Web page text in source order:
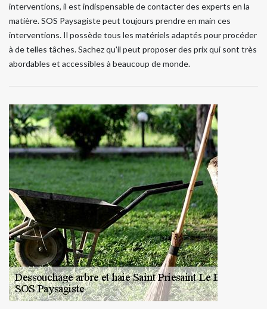
interventions, il est indispensable de contacter des experts en la
matière. SOS Paysagiste peut toujours prendre en main ces
interventions. Il possède tous les matériels adaptés pour procéder
à de telles tâches. Sachez qu'il peut proposer des prix qui sont très
abordables et accessibles à beaucoup de monde.